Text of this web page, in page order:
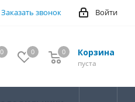
Войти
Заказать звонок
0 0 Корзина
0
пуста
0